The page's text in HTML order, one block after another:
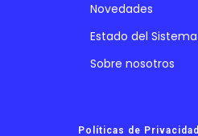
Novedades
Estado del Sistema
Sobre nosotros
Políticas de Privacidad